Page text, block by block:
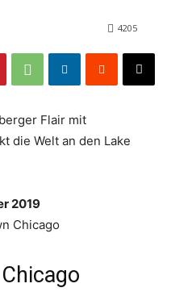
4205
Flair mit
die Welt an den Lake
2019
Chicago